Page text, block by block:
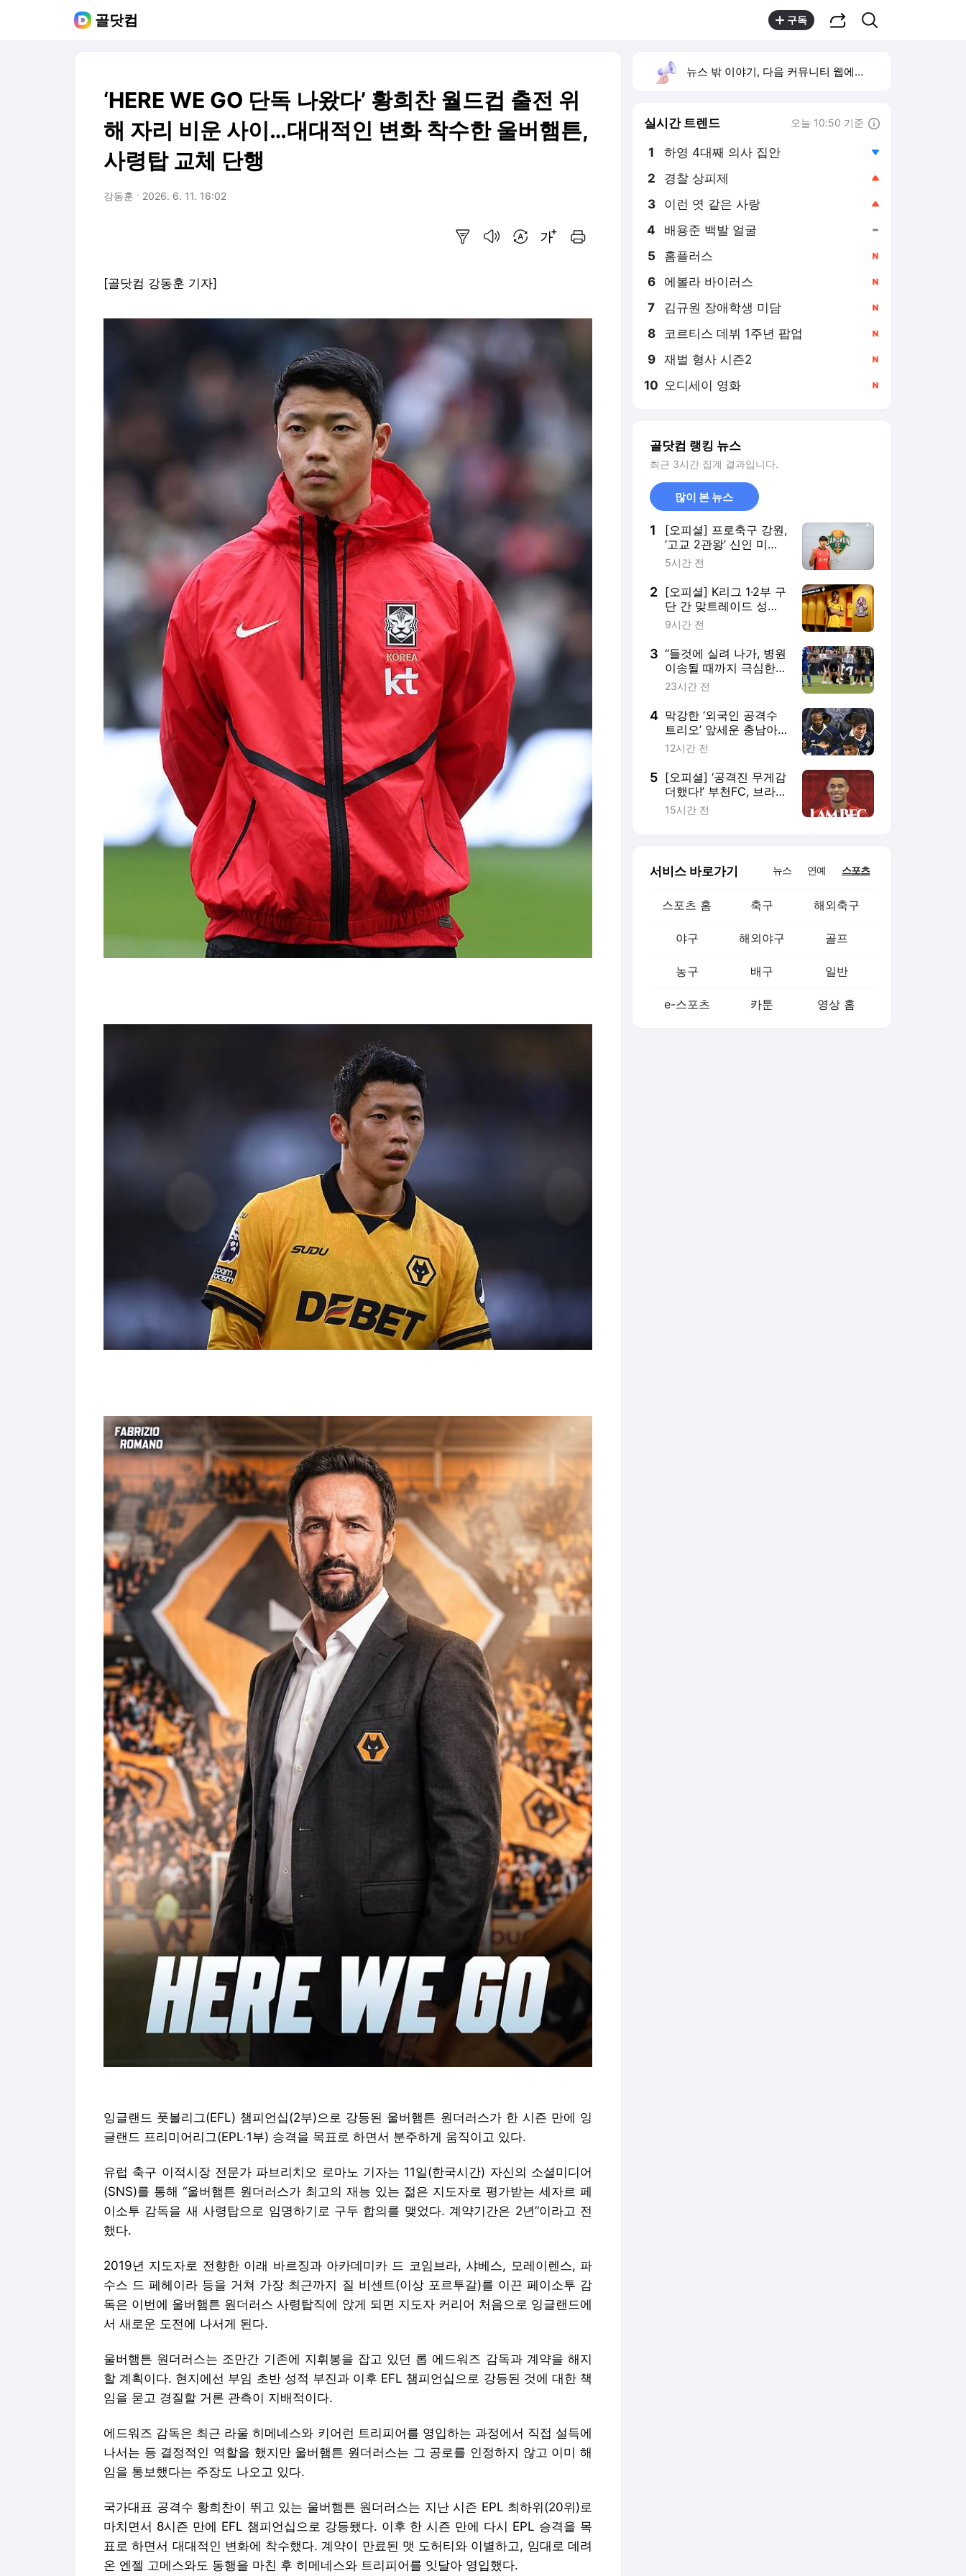
골닷컴 구독
‘HERE WE GO 단독 나왔다’ 황희찬 월드컵 출전 위
해 자리 비운 사이…대대적인 변화 착수한 울버햄튼,
사령탑 교체 단행
강동훈 2026. 6. 11. 16:02
[골닷컴 강동훈 기자]
잉글랜드 풋볼리그(EFL) 챔피언십(2부)으로 강등된 울버햄튼 원더러스가 한 시즌 만에 잉
글랜드 프리미어리그(EPL·1부) 승격을 목표로 하면서 분주하게 움직이고 있다.
유럽 축구 이적시장 전문가 파브리치오 로마노 기자는 11일(한국시간) 자신의 소셜미디어
(SNS)를 통해 “울버햄튼 원더러스가 최고의 재능 있는 젊은 지도자로 평가받는 세자르 페
이소투 감독을 새 사령탑으로 임명하기로 구두 합의를 맺었다. 계약기간은 2년”이라고 전
했다.
2019년 지도자로 전향한 이래 바르징과 아카데미카 드 코임브라, 샤베스, 모레이렌스, 파
수스 드 페헤이라 등을 거쳐 가장 최근까지 질 비센트(이상 포르투갈)를 이끈 페이소투 감
독은 이번에 울버햄튼 원더러스 사령탑직에 앉게 되면 지도자 커리어 처음으로 잉글랜드에
서 새로운 도전에 나서게 된다.
울버햄튼 원더러스는 조만간 기존에 지휘봉을 잡고 있던 롭 에드워즈 감독과 계약을 해지
할 계획이다. 현지에선 부임 초반 성적 부진과 이후 EFL 챔피언십으로 강등된 것에 대한 책
임을 묻고 경질할 거론 관측이 지배적이다.
에드워즈 감독은 최근 라울 히메네스와 키어런 트리피어를 영입하는 과정에서 직접 설득에
나서는 등 결정적인 역할을 했지만 울버햄튼 원더러스는 그 공로를 인정하지 않고 이미 해
임을 통보했다는 주장도 나오고 있다.
국가대표 공격수 황희찬이 뛰고 있는 울버햄튼 원더러스는 지난 시즌 EPL 최하위(20위)로
마치면서 8시즌 만에 EFL 챔피언십으로 강등됐다. 이후 한 시즌 만에 다시 EPL 승격을 목
표로 하면서 대대적인 변화에 착수했다. 계약이 만료된 맷 도허티와 이별하고, 임대로 데려
온 엔젤 고메스와도 동행을 마친 후 히메네스와 트리피어를 잇달아 영입했다.
뉴스 밖 이야기, 다음 커뮤니티 웹에서 보기
실시간 트렌드 오늘 10:50 기준
1 하영 4대째 의사 집안
2 경찰 상피제
4 배용준 백발 얼굴
5 홈플러스
6 에볼라 바이러스
7 김규원 장애학생 미담
8 코르티스 데뷔 1주년 팝업
9 재벌 형사 시즌2
10 오디세이 영화
골닷컴 랭킹 뉴스
최근 3시간 집계 결과입니다.
많이 본 뉴스
1
[오피셜] 프로축구 강원,
‘고교 2관왕’ 신인 미드
필더 김슬기 영입…“초
겠다” 굳은 다짐
5시간 전
2 [오피셜] K리그 1·2부 구
단 간 맞트레이드 성
사…‘중원 보강’ 광주는
화’ 용인은 노희동 품었
다
9시간 전
3 “들것에 실려 나가, 병원
이송될 때까지 극심한
고통 호소”…‘혼혈 태극
친선경기서 멀티골 넣고
어깨 부상
23시간 전
4 막강한 ‘외국인 공격수
트리오’ 앞세운 충남아
산, 안방에서 2연승 도
12시간 전
5 [오피셜] ‘공격진 무게감
더했다!’ 부천FC, 브라질
출신 최전방 공격수 구
15시간 전
서비스 바로가기 뉴스 연예 스포츠
스포츠 홈 축구 해외축구
야구 해외야구 골프
농구 배구 일반
e-스포츠 카툰 영상 홈